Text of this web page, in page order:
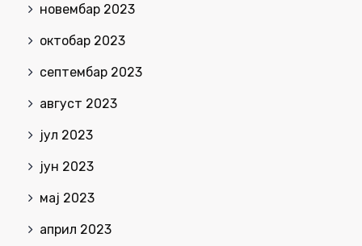
новембар 2023
октобар 2023
септембар 2023
август 2023
јул 2023
јун 2023
мај 2023
април 2023